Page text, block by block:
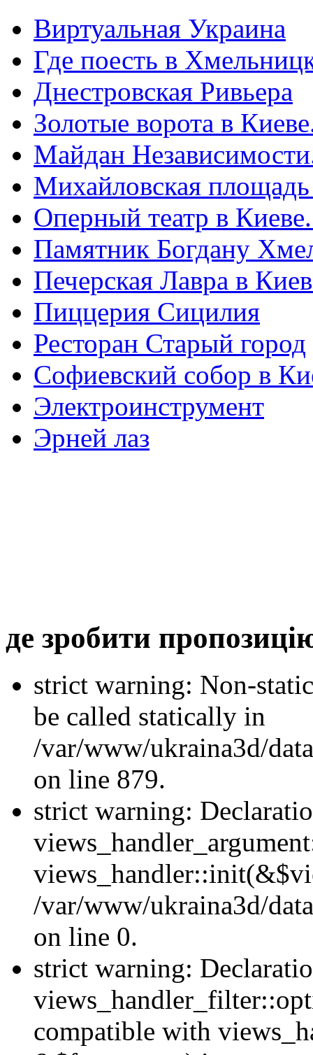
Виртуальная Украина
Где поесть в
Днестровская Ривьера
Золотые ворота в
Майдан
Михайловская
Оперный театр в
Памятник Богдану
Печерская Лавра в
Пиццерия Сицилия
Ресторан Старый город
Софиевский собор в
Электроинструмент
Эрней лаз
де зробити
strict warning: Non-
be called statically in
/var/www/ukraina3d/
on line 879.
strict warning:
/var/www/ukraina3d/
on line 0.
strict warning:
compatible with